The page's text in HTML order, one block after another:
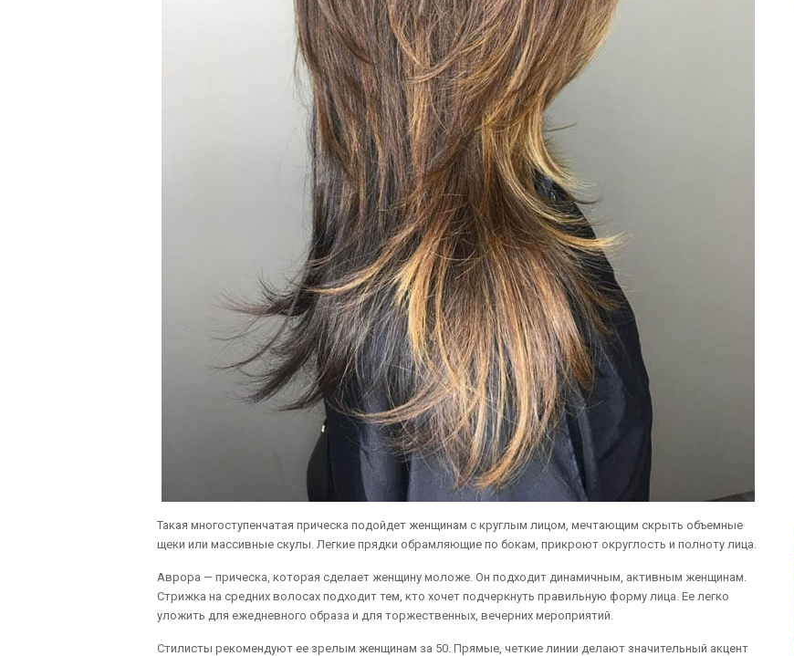
Такая многоступенчатая прическа подойдет женщинам с круглым лицом, мечтающим скрыть объемные
щеки или массивные скулы. Легкие прядки обрамляющие по бокам, прикроют округлость и полноту лица.
Аврора — прическа, которая сделает женщину моложе. Он подходит динамичным, активным женщинам.
Стрижка на средних волосах подходит тем, кто хочет подчеркнуть правильную форму лица. Ее легко
уложить для ежедневного образа и для торжественных, вечерних мероприятий.
Стилисты рекомендуют ее зрелым женщинам за 50. Прямые, четкие линии делают значительный акцент